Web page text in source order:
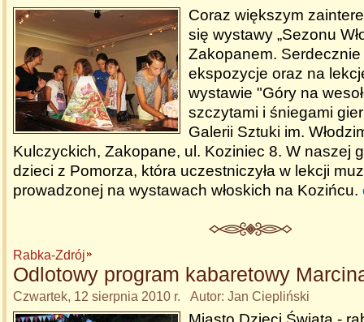
Coraz większym
się wystawy „Sezonu
Zakopanem.
ekspozycje oraz na
wystawie "Góry na
szczytami i śniegami
Galerii Sztuki im.
Kulczyckich, Zakopane, ul. Koziniec 8. W naszej
dzieci z Pomorza, która uczestniczyła w lekcji
prowadzonej na wystawach włoskich na Kozińcu.
Rabka-Zdrój
Odlotowy program kabaretowy
Czwartek, 12 sierpnia 2010 r. Autor: Jan Ciepliński